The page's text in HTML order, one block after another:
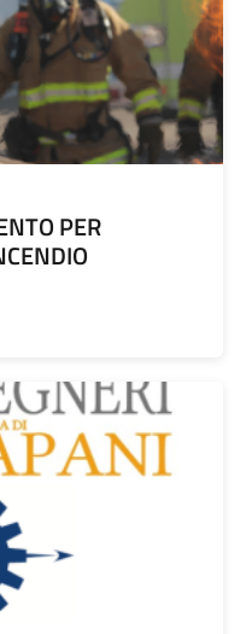
PER